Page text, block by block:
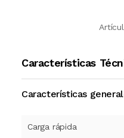
Características
Características
Carga rápida